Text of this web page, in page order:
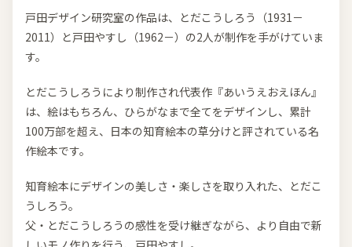
戸田デザイン研究室の作品は、とだこうしろう（1931－
2011）と戸田やすし（1962－）の2人が制作を手がけていま
す。
とだこうしろうにより制作され代表作『あいうえおえほん』
は、絵はもちろん、ひらがなまで全てをデザインし、累計
100万部を超え、日本の知育絵本の草分けと評されている名
作絵本です。
知育絵本にデザインの美しさ・楽しさを取り入れた、とだこ
うしろう。
父・とだこうしろうの感性を受け継ぎながら、より自由で新